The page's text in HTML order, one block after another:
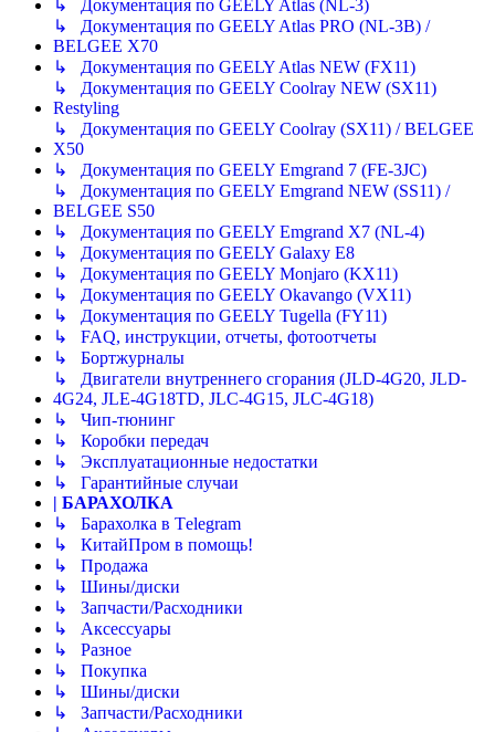
↳ Документация по GEELY Atlas (NL-3)
↳ Документация по GEELY Atlas PRO (NL-3B) /
BELGEE X70
↳ Документация по GEELY Atlas NEW (FX11)
↳ Документация по GEELY Coolray NEW (SX11)
Restyling
↳ Документация по GEELY Coolray (SX11) / BELGEE
X50
↳ Документация по GEELY Emgrand 7 (FE-3JC)
↳ Документация по GEELY Emgrand NEW (SS11) /
BELGEE S50
↳ Документация по GEELY Emgrand X7 (NL-4)
↳ Документация по GEELY Galaxy E8
↳ Документация по GEELY Monjaro (KX11)
↳ Документация по GEELY Okavango (VX11)
↳ Документация по GEELY Tugella (FY11)
↳ FAQ, инструкции, отчеты, фотоотчеты
↳ Бортжурналы
↳ Двигатели внутреннего сгорания (JLD-4G20, JLD-
4G24, JLE-4G18TD, JLC-4G15, JLC-4G18)
↳ Чип-тюнинг
↳ Коробки передач
↳ Эксплуатационные недостатки
↳ Гарантийные случаи
| БАРАХОЛКА
↳ Барахолка в Tеlegram
↳ КитайПром в помощь!
↳ Продажа
↳ Шины/диски
↳ Запчасти/Расходники
↳ Аксессуары
↳ Разное
↳ Покупка
↳ Шины/диски
↳ Запчасти/Расходники